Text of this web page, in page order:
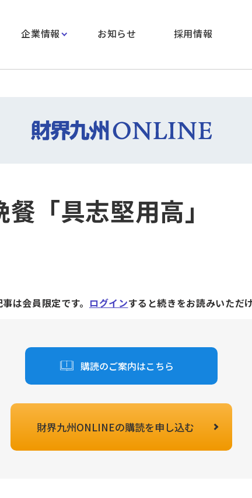
企業情報 お知らせ 採用情報
「具志堅用高」
は会員限定です。 ログインすると続きをお読みいただけ
購読のご案内はこちら
財界九州ONLINEの購読を申し込む